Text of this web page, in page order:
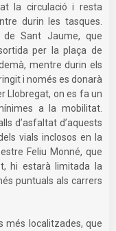
la circulació i resta
durin les tasques.
Sant Jaume, que
per la plaça de
mentre durin els
i només es donarà
Llobregat, on es fa un
a la mobilitat.
d’asfaltat d’aquests
vials inclosos en la
Feliu Monné, que
hi estarà limitada la
puntuals als carrers
més localitzades, que